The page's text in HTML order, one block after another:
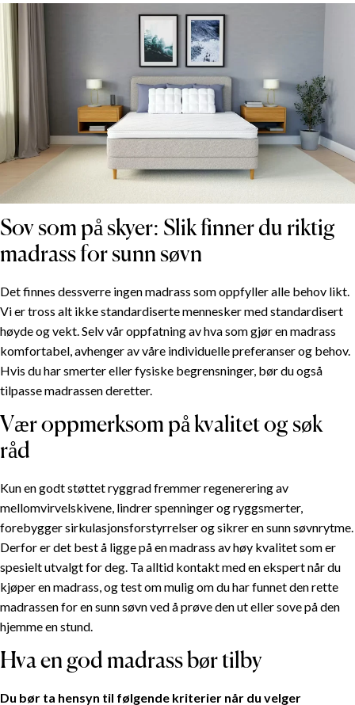
Sov som på skyer: Slik finner du riktig
madrass for sunn søvn
Det finnes dessverre ingen madrass som oppfyller alle behov likt.
Vi er tross alt ikke standardiserte mennesker med standardisert
høyde og vekt. Selv vår oppfatning av hva som gjør en madrass
komfortabel, avhenger av våre individuelle preferanser og behov.
Hvis du har smerter eller fysiske begrensninger, bør du også
tilpasse madrassen deretter.
Vær oppmerksom på kvalitet og søk
råd
Kun en godt støttet ryggrad fremmer regenerering av
mellomvirvelskivene, lindrer spenninger og ryggsmerter,
forebygger sirkulasjonsforstyrrelser og sikrer en sunn søvnrytme.
Derfor er det best å ligge på en madrass av høy kvalitet som er
spesielt utvalgt for deg. Ta alltid kontakt med en ekspert når du
kjøper en madrass, og test om mulig om du har funnet den rette
madrassen for en sunn søvn ved å prøve den ut eller sove på den
hjemme en stund.
Hva en god madrass bør tilby
Du bør ta hensyn til følgende kriterier når du velger